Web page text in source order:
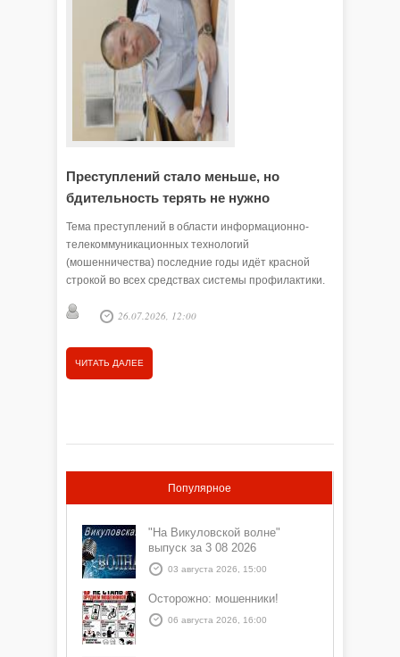
Преступлений стало меньше, но
бдительность терять не нужно
Тема преступлений в области информационно-
телекоммуникационных технологий
(мошенничества) последние годы идёт красной
строкой во всех средствах системы профилактики.
становятся обманутыми и легко расстаются со
доверчивость. Сегодня наша беседа с начальником
ОП № 2 (дислокация с. Викулово) МО МВД России
Викуловского округа?
26.07.2026, 12:00
ЧИТАТЬ ДАЛЕЕ
Популярное
"На Викуловской волне"
выпуск за 3 08 2026
03 августа 2026, 15:00
Осторожно: мошенники!
06 августа 2026, 16:00